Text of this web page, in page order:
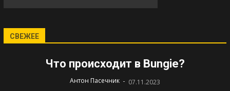
СВЕЖЕЕ
Что происходит в Bungie?
Антон Пасечник - 07.11.2023